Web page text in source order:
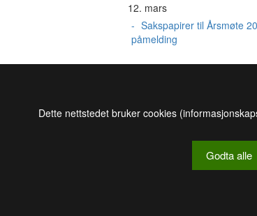
12. mars
Sakspapirer til Årsmøte
påmelding
Dette nettstedet bruker cookies
Godta alle